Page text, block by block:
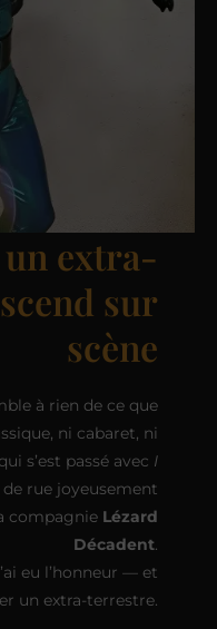
extra-
sur
scène
à rien de ce que
ni cabaret, ni
s’est passé avec I
rue joyeusement
compagnie Lézard
Décadent.
eu l’honneur — et
un extra-terrestre.